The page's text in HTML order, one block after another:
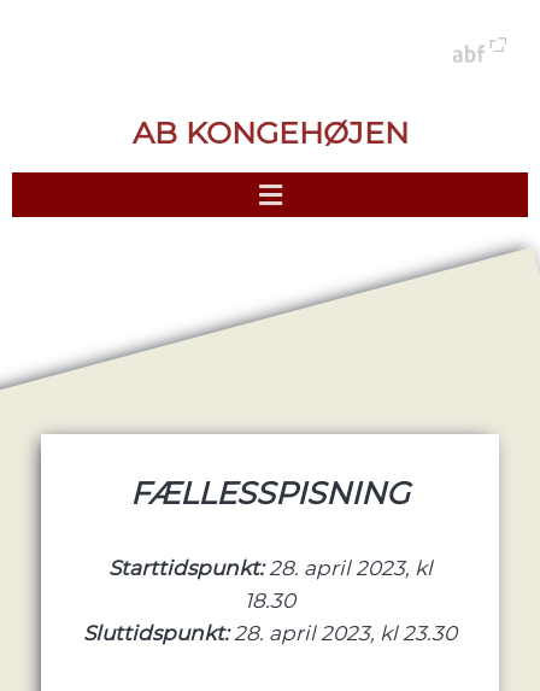
AB KONGEHØJEN
FÆLLESSPISNING
Starttidspunkt:28. april 2023, kl
18.30
Sluttidspunkt:28. april 2023, kl 23.30